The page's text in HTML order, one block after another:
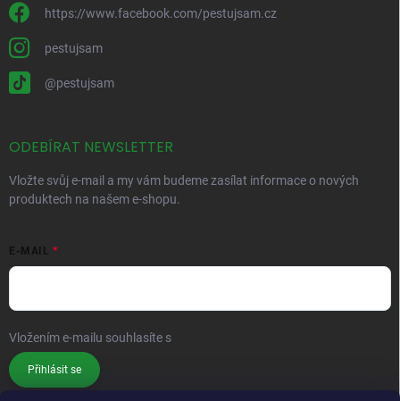
https://www.facebook.com/pestujsam.cz
pestujsam
@pestujsam
ODEBÍRAT NEWSLETTER
Vložte svůj e-mail a my vám budeme zasílat informace o nových
produktech na našem e-shopu.
E-MAIL
Vložením e-mailu souhlasíte s
Přihlásit se